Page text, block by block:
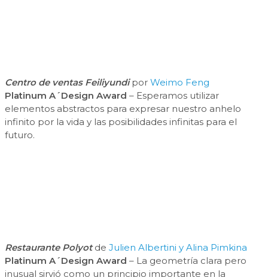
Centro de ventas Feiliyundipor Weimo Feng
Platinum A´Design Award – Esperamos utilizar
elementos abstractos para expresar nuestro anhelo
infinito por la vida y las posibilidades infinitas para el
futuro.
Restaurante Polyotde Julien Albertini y Alina Pimkina
Platinum A´Design Award – La geometría clara pero
inusual sirvió como un principio importante en la